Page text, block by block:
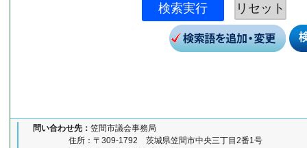
リセット
問い合わせ先： 笠間市議会事務局
住所：〒309-1792 茨城県笠間市中央三丁目2番1号